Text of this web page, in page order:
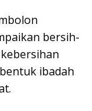
bersih-
ibadah